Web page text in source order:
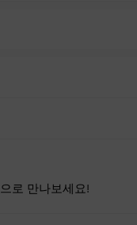
으로 만나보세요!